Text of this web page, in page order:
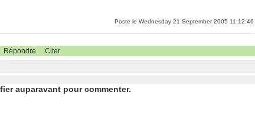
Poste le Wednesday 21 September 2005 11:12:46
Répondre Citer
auparavant pour commenter.